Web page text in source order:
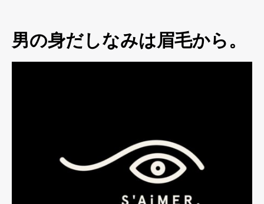
男の身だしなみは眉毛から。